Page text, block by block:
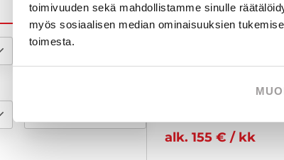
toimivuuden sekä mahdollistamme sinulle
myös sosiaalisen median ominaisuuksien
toimesta.
KK-erä
Honda REBEL
alk. 155 € / kk